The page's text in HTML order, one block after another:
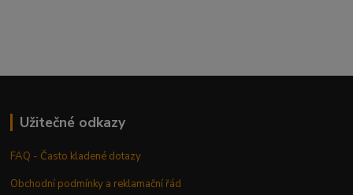
Užitečné odkazy
FAQ - Často kladené dotazy
Obchodní podmínky a reklamační řád